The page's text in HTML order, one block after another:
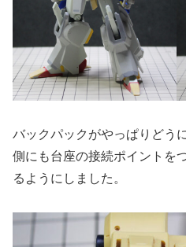
バックパックがやっぱりどう
側にも台座の接続ポイントを
るようにしました。